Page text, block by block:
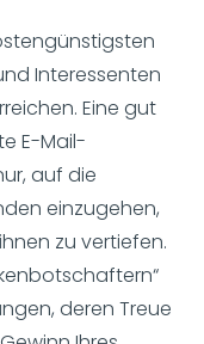
Interessenten
Eine gut
E-Mail-
auf die
einzugehen,
zu vertiefen.
deren Treue